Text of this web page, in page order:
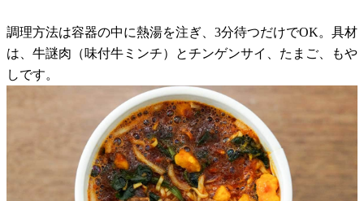
調理方法は容器の中に熱湯を注ぎ、3分待つだけでOK。具材
は、牛謎肉（味付牛ミンチ）とチンゲンサイ、たまご、もや
しです。